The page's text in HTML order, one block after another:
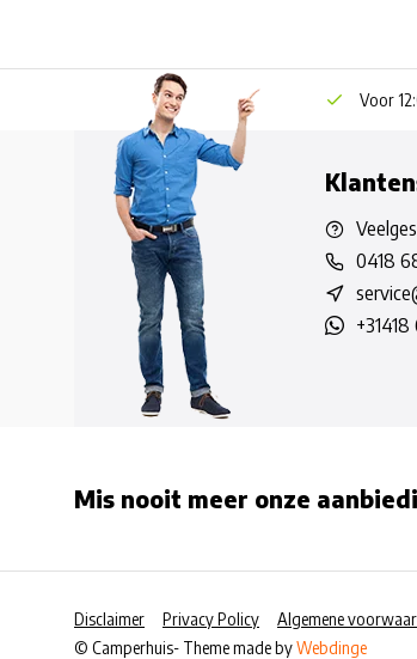
Voor
0418
Mis nooit meer onze
Disclaimer Privacy Policy Algemene
© Camperhuis- Theme made byWebdinge